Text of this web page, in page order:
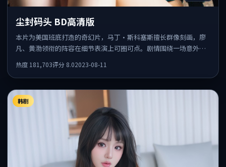
尘封码头 BD高清版
本片为美国班底打造的奇幻片，马丁·斯科塞斯擅长群像刻画，廖
凡、黄渤领衔的阵容在细节表演上可圈可点。剧情围绕一场意外事
热度 181,703评分 8.02023-08-11
韩剧